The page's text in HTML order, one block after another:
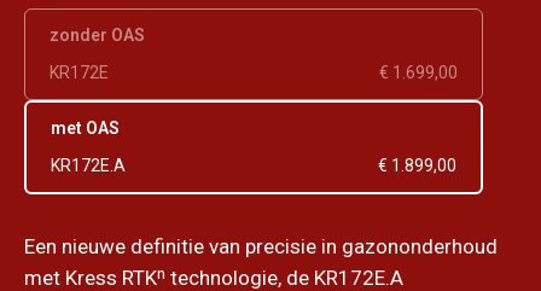
zonder OAS
KR172E
€ 1.699,00
met OAS
KR172E.A
€ 1.899,00
Een nieuwe definitie van precisie in gazononderhoud
met Kress RTKⁿ technologie, de KR172E.A